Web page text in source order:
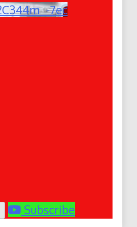
7ec
Subscribe